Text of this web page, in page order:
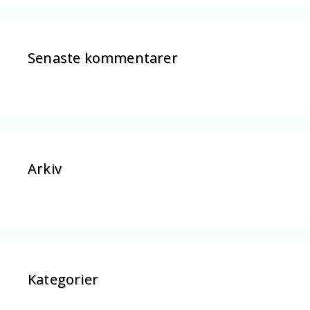
Senaste kommentarer
Arkiv
Kategorier